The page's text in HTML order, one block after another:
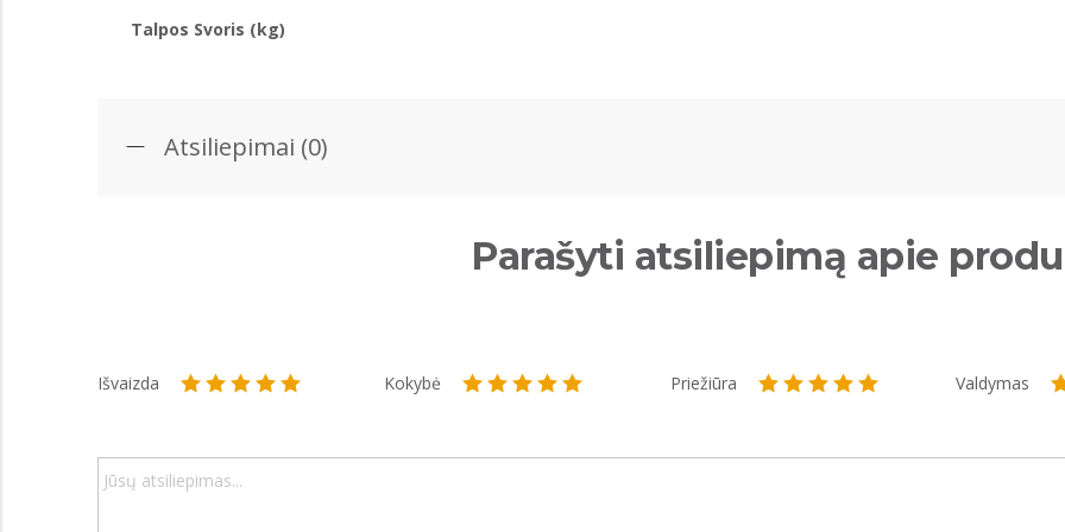
Talpos Svoris (kg)
Atsiliepimai (0)
Parašyti atsiliepimą apie
Išvaizda Kokybė Priežiūra Valdymas